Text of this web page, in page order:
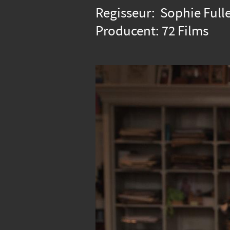
Regisseur: Sophie
Producent: 72 Films